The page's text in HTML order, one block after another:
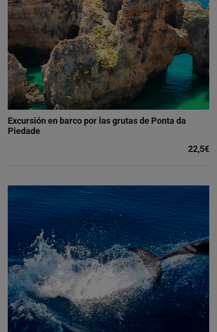
Excursión en barco por las grutas de Ponta da
Piedade
22,5€